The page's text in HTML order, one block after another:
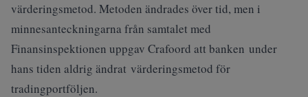
värderingsmetod. Metoden ändrades över tid, men i
minnesanteckningarna från samtalet med
Finansinspektionen uppgav Crafoord att banken under
hans tiden aldrig ändrat värderingsmetod för
tradingportföljen.